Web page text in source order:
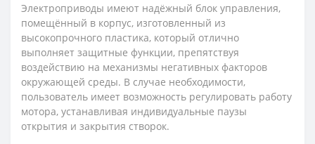
Электроприводы имеют надёжный блок управления,
помещённый в корпус, изготовленный из
высокопрочного пластика, который отлично
выполняет защитные функции, препятствуя
воздействию на механизмы негативных факторов
окружающей среды. В случае необходимости,
пользователь имеет возможность регулировать работу
мотора, устанавливая индивидуальные паузы
открытия и закрытия створок.